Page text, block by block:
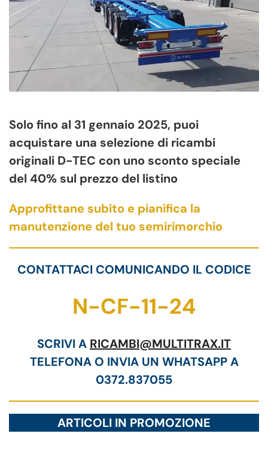
Solo fino al 31 gennaio 2025, puoi
acquistare una selezione di ricambi
originali D-TEC con uno sconto speciale
del 40% sul prezzo del listino
Approfittane subito e pianifica la
manutenzione del tuo semirimorchio
CONTATTACI COMUNICANDO IL CODICE
N-CF-11-24
SCRIVI A RICAMBI@MULTITRAX.IT
TELEFONA O INVIA UN WHATSAPP A
0372.837055
ARTICOLI IN PROMOZIONE